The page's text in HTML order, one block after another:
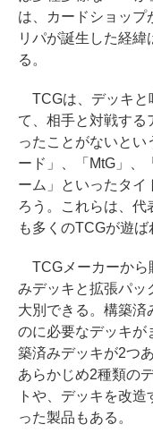
は、カードショップ
リパが誕生した経
る。
TCGは、デッキと
て、相手と対戦する
ったことがないと
ード」、「MtG」、
ーム」といったタイ
ろう。これらは、代
も多くのTCGが遊ば
TCGメーカーから
みデッキと拡張パッ
大別できる。構築済
のに必要なデッキが
築済みデッキが2つ
あらかじめ2種類の
トや、デッキを改
った製品もある。